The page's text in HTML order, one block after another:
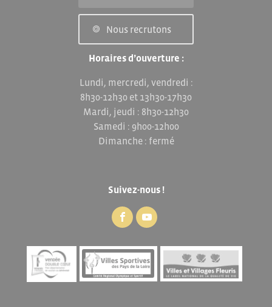
Nous recrutons
Horaires d’ouverture :
Lundi, mercredi, vendredi :
8h30-12h30 et 13h30-17h30
Mardi, jeudi : 8h30-12h30
Samedi : 9h00-12h00
Dimanche : fermé
Suivez-nous !